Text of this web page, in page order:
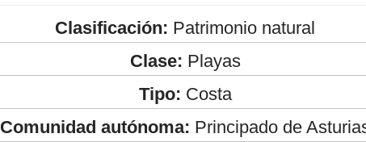
Clasificación: Patrimonio natural
Clase: Playas
Tipo: Costa
Comunidad autónoma: Principado de